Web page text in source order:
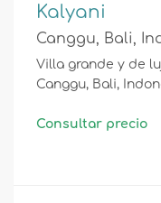
Kalyani
Canggu, Bali,
Villa grande y de lujo con piscina
Canggu, Bali,
Consultar precio